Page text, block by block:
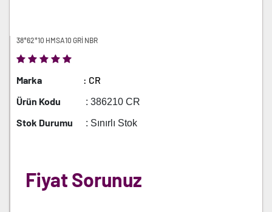
38*62*10 HMSA10 GRİ NBR
Marka
: CR
Ürün Kodu
: 386210 CR
Stok Durumu : Sınırlı Stok
Fiyat Sorunuz